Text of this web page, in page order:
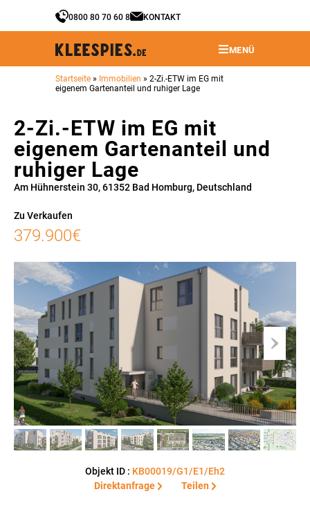
0800 80 70 60 8 KONTAKT
MENÜ
Startseite » Immobilien » 2-Zi.-ETW im EG mit
eigenem Gartenanteil und ruhiger Lage
2-Zi.-ETW im EG mit
eigenem Gartenanteil und
ruhiger Lage
Am Hühnerstein 30, 61352 Bad Homburg, Deutschland
Zu Verkaufen
379.900€
Objekt ID : KB00019/G1/E1/Eh2
Direktanfrage
Teilen